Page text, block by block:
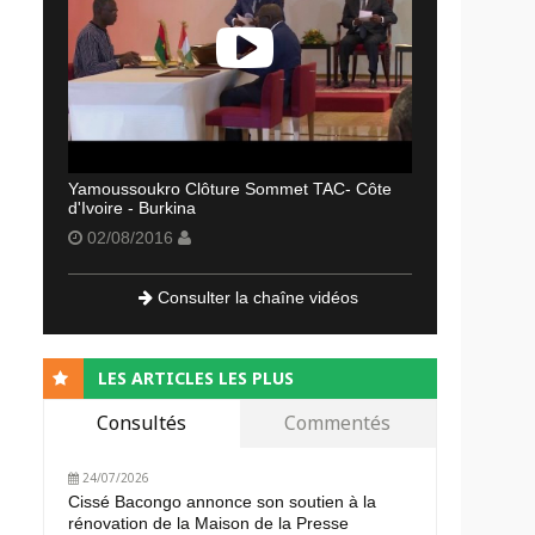
Yamoussoukro Clôture Sommet TAC- Côte
d'Ivoire - Burkina
02/08/2016
Consulter la chaîne vidéos
LES ARTICLES LES PLUS
Consultés Commentés
24/07/2026
Cissé Bacongo annonce son soutien à la
rénovation de la Maison de la Presse